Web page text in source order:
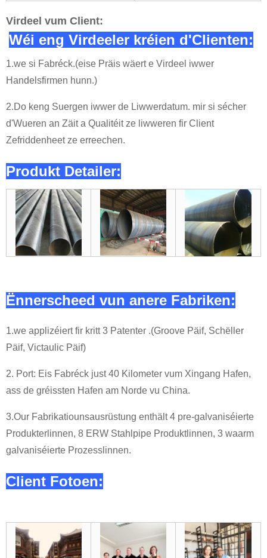
Virdeel vum Client:
Wéi eng Virdeeler kréien d'Clienten:
1.we si Fabréck.(eise Präis wäert e Virdeel iwwer
Handelsfirmen hunn.)
2.Do keng Suergen iwwer de Liwwerdatum. mir si sécher
d'Wueren an Zäit a Qualitéit ze liwweren fir Client
Zefriddenheet ze erreechen.
Produkt Detailer:
Ënnerscheed vun anere Fabriken:
1.we applizéiert fir kritt 3 Patenter .(Groove Päif, Schëller
Päif, Victaulic Päif)
2. Port: Eis Fabréck just 40 Kilometer vum Xingang Hafen,
ass de gréissten Hafen am Norde vu China.
3.Our Fabrikatiounsausrüstung enthält 4 pre-galvaniséierte
Produkterlinnen, 8 ERW Stahlpipe Produktlinnen, 3 waarm
galvaniséierte Prozesslinnen.
Client Fotoen: